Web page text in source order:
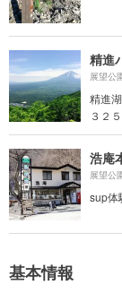
精進
展望公
精進
３２
浩庵
展望公
sup体
基本情報